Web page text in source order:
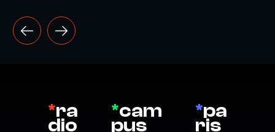
*ra
dio
*cam
pus
*pa
ris